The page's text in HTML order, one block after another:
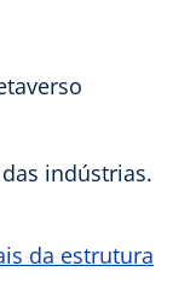
indústrias.
da estrutura